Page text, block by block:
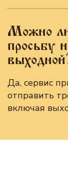
Можно
просьбу
Да, сервис
отправить
включая